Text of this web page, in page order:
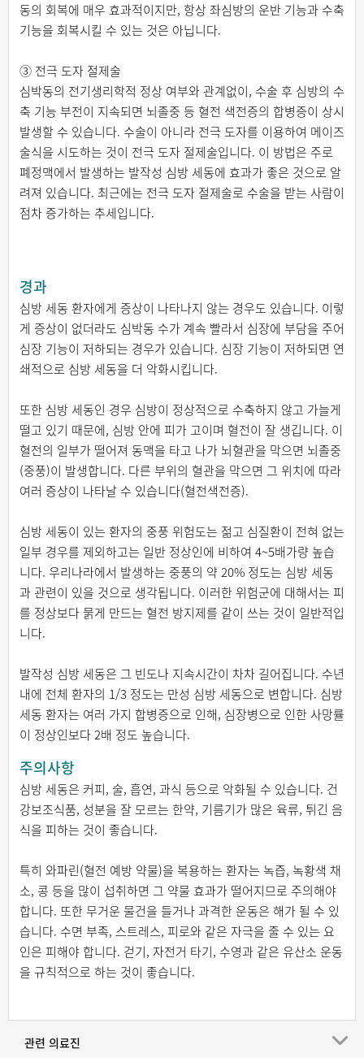
동의 회복에 매우 효과적이지만, 항상 좌심방의 운반 기능과 수축
기능을 회복시킬 수 있는 것은 아닙니다.
③ 전극 도자 절제술
심박동의 전기생리학적 정상 여부와 관계없이, 수술 후 심방의 수
축 기능 부전이 지속되면 뇌졸중 등 혈전 색전증의 합병증이 상시
발생할 수 있습니다. 수술이 아니라 전극 도자를 이용하여 메이즈
술식을 시도하는 것이 전극 도자 절제술입니다. 이 방법은 주로
폐정맥에서 발생하는 발작성 심방 세동에 효과가 좋은 것으로 알
려져 있습니다. 최근에는 전극 도자 절제술로 수술을 받는 사람이
점차 증가하는 추세입니다.
경과
심방 세동 환자에게 증상이 나타나지 않는 경우도 있습니다. 이렇
게 증상이 없더라도 심박동 수가 계속 빨라서 심장에 부담을 주어
심장 기능이 저하되는 경우가 있습니다. 심장 기능이 저하되면 연
쇄적으로 심방 세동을 더 악화시킵니다.
또한 심방 세동인 경우 심방이 정상적으로 수축하지 않고 가늘게
떨고 있기 때문에, 심방 안에 피가 고이며 혈전이 잘 생깁니다. 이
혈전의 일부가 떨어져 동맥을 타고 나가 뇌혈관을 막으면 뇌졸중
(중풍)이 발생합니다. 다른 부위의 혈관을 막으면 그 위치에 따라
여러 증상이 나타날 수 있습니다(혈전색전증).
심방 세동이 있는 환자의 중풍 위험도는 젊고 심질환이 전혀 없는
일부 경우를 제외하고는 일반 정상인에 비하여 4~5배가량 높습
니다. 우리나라에서 발생하는 중풍의 약 20% 정도는 심방 세동
과 관련이 있을 것으로 생각됩니다. 이러한 위험군에 대해서는 피
를 정상보다 묽게 만드는 혈전 방지제를 같이 쓰는 것이 일반적입
니다.
발작성 심방 세동은 그 빈도나 지속시간이 차차 길어집니다. 수년
내에 전체 환자의 1/3 정도는 만성 심방 세동으로 변합니다. 심방
세동 환자는 여러 가지 합병증으로 인해, 심장병으로 인한 사망률
이 정상인보다 2배 정도 높습니다.
주의사항
심방 세동은 커피, 술, 흡연, 과식 등으로 악화될 수 있습니다. 건
강보조식품, 성분을 잘 모르는 한약, 기름기가 많은 육류, 튀긴 음
식을 피하는 것이 좋습니다.
특히 와파린(혈전 예방 약물)을 복용하는 환자는 녹즙, 녹황색 채
소, 콩 등을 많이 섭취하면 그 약물 효과가 떨어지므로 주의해야
합니다. 또한 무거운 물건을 들거나 과격한 운동은 해가 될 수 있
습니다. 수면 부족, 스트레스, 피로와 같은 자극을 줄 수 있는 요
인은 피해야 합니다. 걷기, 자전거 타기, 수영과 같은 유산소 운동
을 규칙적으로 하는 것이 좋습니다.
관련 의료진